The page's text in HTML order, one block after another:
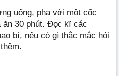
uống, pha với một cốc
30 phút. Đọc kĩ các
bì, nếu có gì thắc mắc hỏi